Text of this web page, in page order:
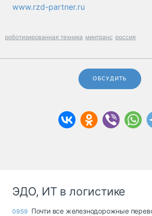
www.rzd-partner.ru
роботизированная техника минтранс россия
ОБСУДИТЬ
ЭДО, ИТ в логистике
09:59 Почти все железнодорожные